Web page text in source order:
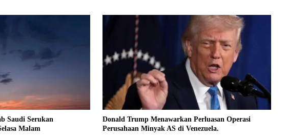
Saudi Serukan
Malam
Donald Trump Menawarkan Perluasan Operasi
Perusahaan Minyak AS di Venezuela.